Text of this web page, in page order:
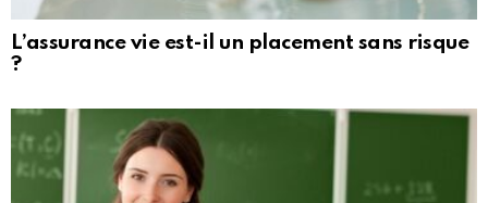
L’assurance vie est-il un placement sans risque
?